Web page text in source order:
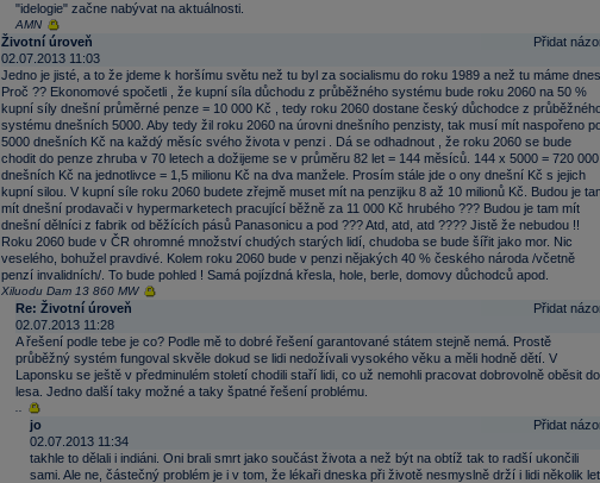
"idelogie" začne nabývat na aktuálnosti.
AMN
Přidat
Životní úroveň
02.07.2013 11:03
Jedno je jisté, a to že jdeme k horšímu světu než tu byl za socialismu do roku 1989 a než tu máme dnes.
Proč ?? Ekonomové spočetli , že kupní síla důchodu z průběžného systému bude roku 2060 na 50 %
kupní síly dnešní průměrné penze = 10 000 Kč , tedy roku 2060 dostane český důchodce z
systému dnešních 5000. Aby tedy žil roku 2060 na úrovni dnešního penzisty, tak musí mít naspořeno
5000 dnešních Kč na každý měsíc svého života v penzi . Dá se odhadnout , že roku 2060 se bude
chodit do penze zhruba v 70 letech a dožijeme se v průměru 82 let = 144 měsíců. 144 x 5000 = 720 000
dnešních Kč na jednotlivce = 1,5 milionu Kč na dva manžele. Prosím stále jde o ony dnešní Kč s jejich
kupní silou. V kupní síle roku 2060 budete zřejmě muset mít na penzijku 8 až 10 milionů Kč. Budou je
mít dnešní prodavači v hypermarketech pracující běžně za 11 000 Kč hrubého ??? Budou je tam mít
dnešní dělníci z fabrik od běžících pásů Panasonicu a pod ??? Atd, atd, atd ???? Jistě že nebudou !!
Roku 2060 bude v ČR ohromné množství chudých starých lidí, chudoba se bude šířit jako mor. Nic
veselého, bohužel pravdivé. Kolem roku 2060 bude v penzi nějakých 40 % českého národa /včetně
penzí invalidních/. To bude pohled ! Samá pojízdná křesla, hole, berle, domovy důchodců apod.
Xiluodu Dam 13 860 MW
Přidat
Re: Životní úroveň
02.07.2013 11:28
A řešení podle tebe je co? Podle mě to dobré řešení garantované státem stejně nemá. Prostě
průběžný systém fungoval skvěle dokud se lidi nedožívali vysokého věku a měli hodně dětí. V
Laponsku se ještě v předminulém století chodili staří lidi, co už nemohli pracovat dobrovolně oběsit do
lesa. Jedno další taky možné a taky špatné řešení problému.
Přidat
jo
02.07.2013 11:34
takhle to dělali i indiáni. Oni brali smrt jako součást života a než být na obtíž tak to radší ukončili
sami. Ale ne, částečný problém je i v tom, že lékaři dneska při životě nesmyslně drží i lidi několik